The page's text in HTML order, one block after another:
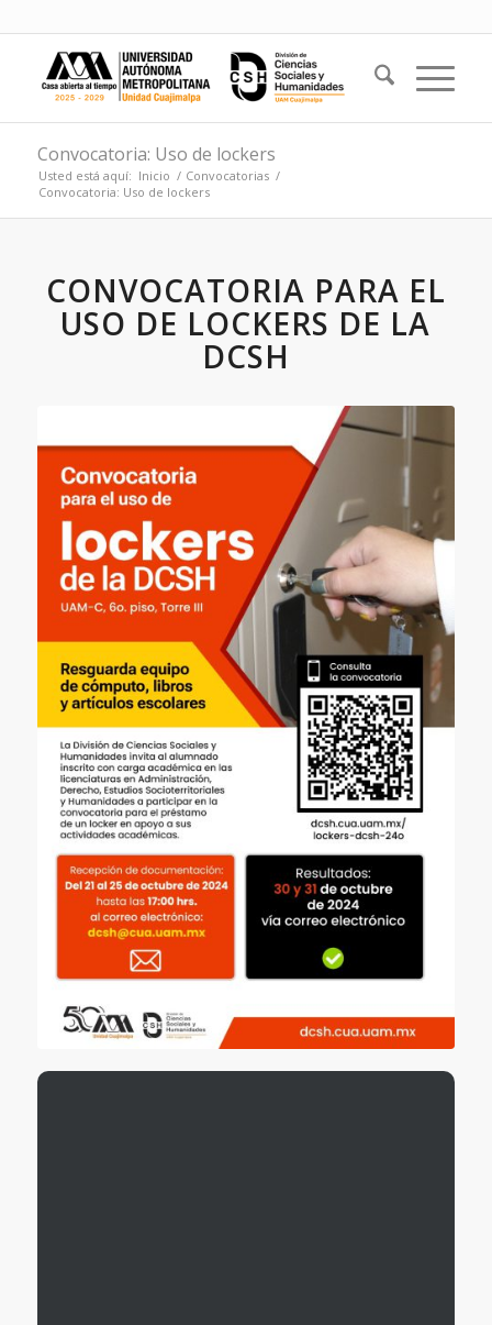
Convocatoria: Uso de lockers
Usted está aquí: Inicio / Convocatorias /
Convocatoria: Uso de lockers
CONVOCATORIA PARA EL
USO DE LOCKERS DE LA
DCSH